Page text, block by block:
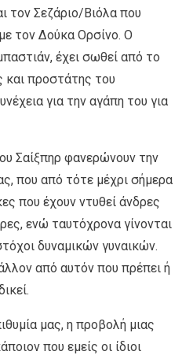
τον Σεζάριο/Βιόλα που
τον Δούκα Ορσίνο. Ο
έχει σωθεί από το
και προστάτης του
για την αγάπη του για
Σαίξπηρ φανερώνουν την
που από τότε μέχρι σήμερα
που έχουν ντυθεί άνδρες
ενώ ταυτόχρονα γίνονται
δυναμικών γυναικών.
από αυτόν που πρέπει ή
μας, η προβολή μιας
που εμείς οι ίδιοι